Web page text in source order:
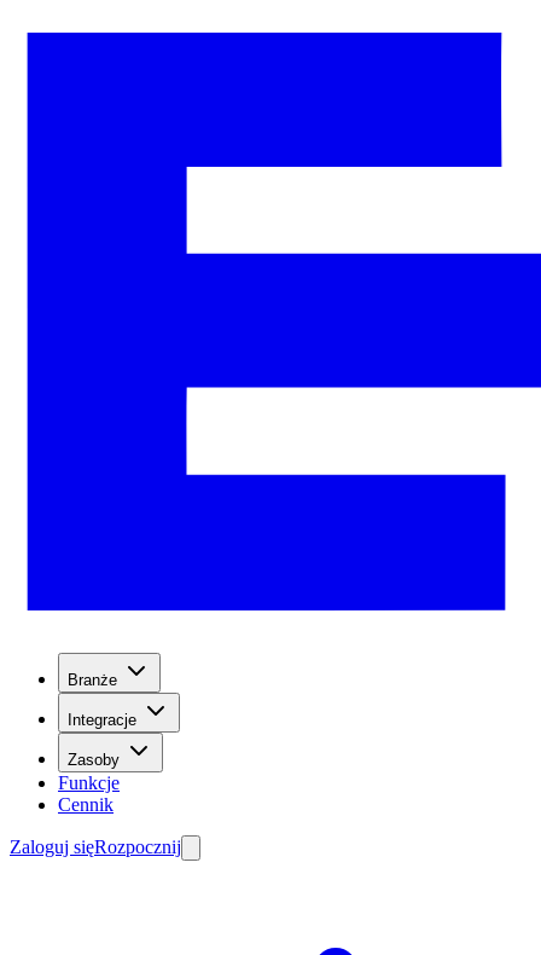
Branże
Integracje
Zasoby
Funkcje
Cennik
Zaloguj sięRozpocznij